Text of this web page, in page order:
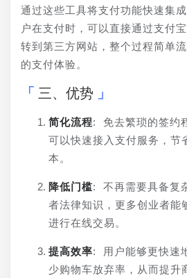
通过这些工具将支付功能快速集
户在支付时，可以直接通过支付
转到第三方网站，整个过程简单
的支付体验。
三、优势
简化流程: 免去繁琐的签约
可以快速接入支付服务，节
本。
降低门槛: 不再需要具备复
者法律知识，更多创业者能
进行在线交易。
提高效率: 用户能够更快速
少购物车放弃率，从而提升